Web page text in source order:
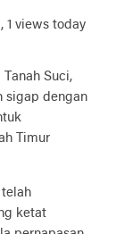
, 1 views today
Suci,
sigap dengan
Timur
ketat